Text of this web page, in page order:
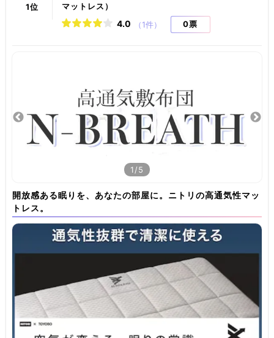
1位
マットレス）
4.0 （1件） 0票
1/5
開放感ある眠りを、あなたの部屋に。ニトリの高通気性マッ
トレス。